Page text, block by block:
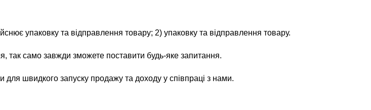
упаковку та відправлення товару; 2) упаковку та відправлення товару.
так само завжди зможете поставити будь-яке запитання.
для швидкого запуску продажу та доходу у співпраці з нами.